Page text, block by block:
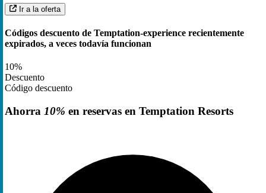
Ir a la oferta
Códigos descuento de Temptation-experience recientemente
expirados, a veces todavía funcionan
10%
Descuento
Código descuento
Ahorra 10% en reservas en Temptation Resorts